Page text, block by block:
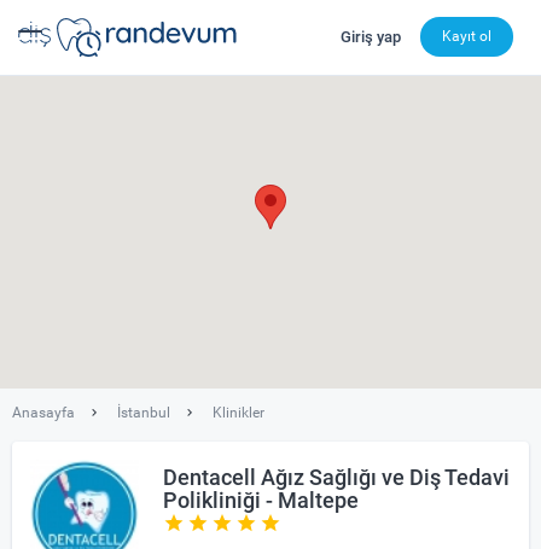
dishekimleri.net - Diş Hekimi Bul, Yorumları İncele ve
Giriş yap Kayıt ol
Anasayfa İstanbul Klinikler
Dentacell Ağız Sağlığı ve Diş Tedavi
Polikliniği - Maltepe